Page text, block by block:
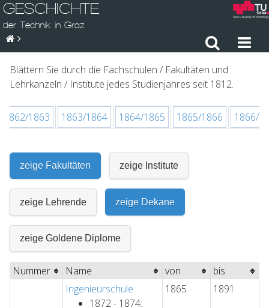
GESCHICHTE
der Technik in Graz
Blättern Sie durch die Fachschulen / Fakultäten und
Lehrkanzeln / Institute jedes Studienjahres seit 1812.
1862/1863 1863/1864 1864/1865 1865/1866 1866/
zeige Fakultäten zeige Institute
zeige Lehrende zeige Dekane
zeige Goldene Diplome
Nummer Name von
bis
Ingenieurschule
1872 - 1874:
1865 1891